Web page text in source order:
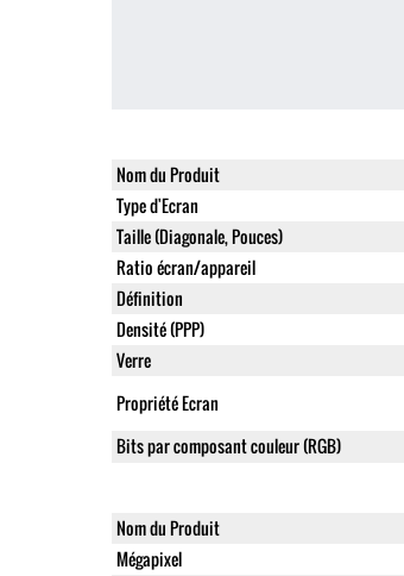
Nom du Produit
Type d'Ecran
Taille (Diagonale, Pouces)
Ratio écran/appareil
Définition
Densité (PPP)
Verre
Propriété Ecran
Bits par composant couleur (RGB)
Nom du Produit
Mégapixel